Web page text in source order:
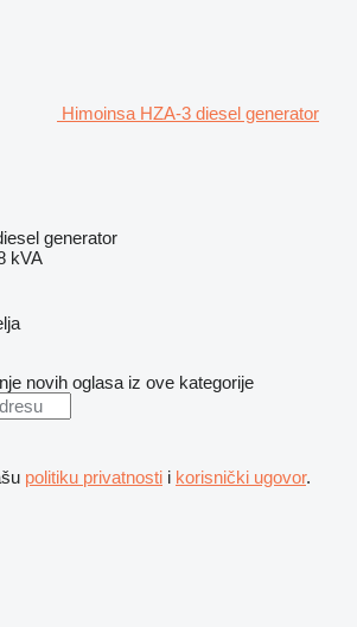
Himoinsa HZA-3 diesel generator
generator
kVA
novih oglasa iz ove kategorije
politiku privatnosti i korisnički ugovor.